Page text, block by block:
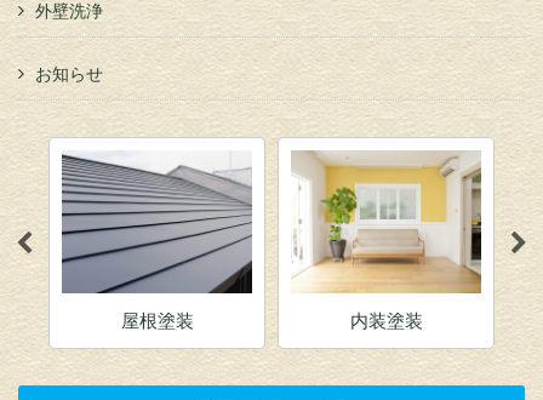
外壁洗浄
お知らせ
屋根塗装 内装塗装